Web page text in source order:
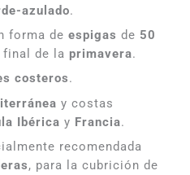
azulado.
forma de espigas de 50
final de la primavera.
costeros.
y costas
Ibérica y Francia.
recomendada
, para la cubrición de